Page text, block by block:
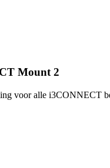
Mount 2
voor alle i3CONNECT